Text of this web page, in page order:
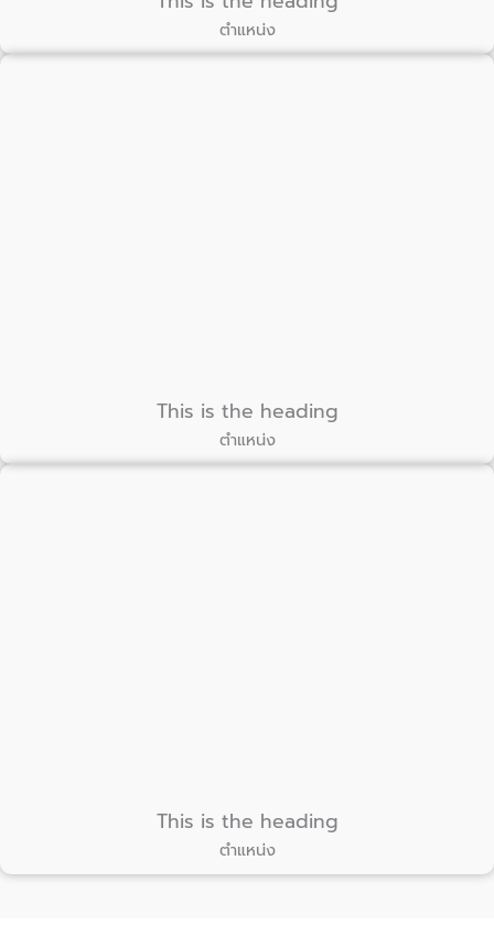
ตำแหน่ง
This is the heading
ตำแหน่ง
This is the heading
ตำแหน่ง